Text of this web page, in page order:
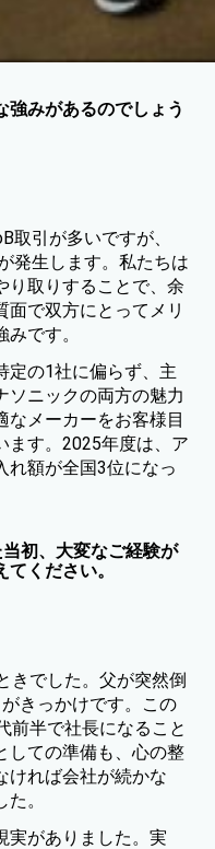
みがあるのでしょう
取引が多いですが、
発生します。私たちは
り取りすることで、余
で双方にとってメリ
です。
定の1社に偏らず、主
ソニックの両方の魅力
なメーカーをお客様目
ます。2025年度は、ア
れ額が全国3位になっ
初、大変なご経験が
ください。
きでした。父が突然倒
きっかけです。この
前半で社長になること
しての準備も、心の整
ければ会社が続かな
。
実がありました。実